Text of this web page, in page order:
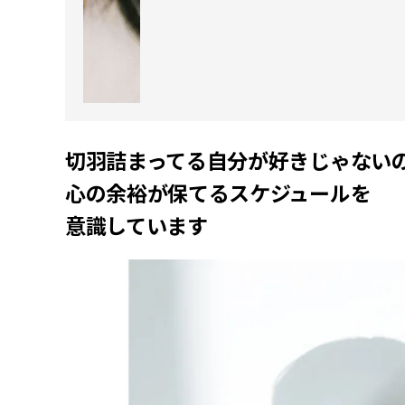
切羽詰まってる自分が好きじゃない
心の余裕が保てるスケジュールを
意識しています